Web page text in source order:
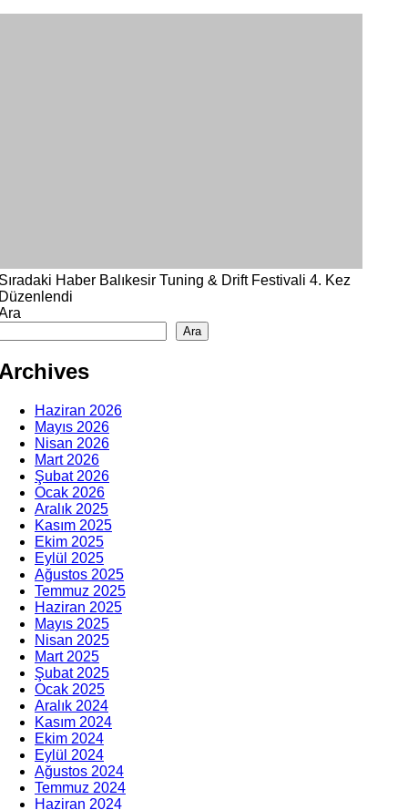
Haber Balıkesir Tuning & Drift Festivali 4. Kez
Ara
Haziran 2026
Mayıs 2026
Nisan 2026
Mart 2026
Şubat 2026
Ocak 2026
Aralık 2025
Kasım 2025
Ekim 2025
Eylül 2025
Ağustos 2025
Temmuz 2025
Haziran 2025
Mayıs 2025
Nisan 2025
Mart 2025
Şubat 2025
Ocak 2025
Aralık 2024
Kasım 2024
Ekim 2024
Eylül 2024
Ağustos 2024
Temmuz 2024
Haziran 2024